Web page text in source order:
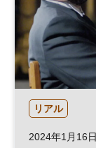
リアル
2024年1月16日